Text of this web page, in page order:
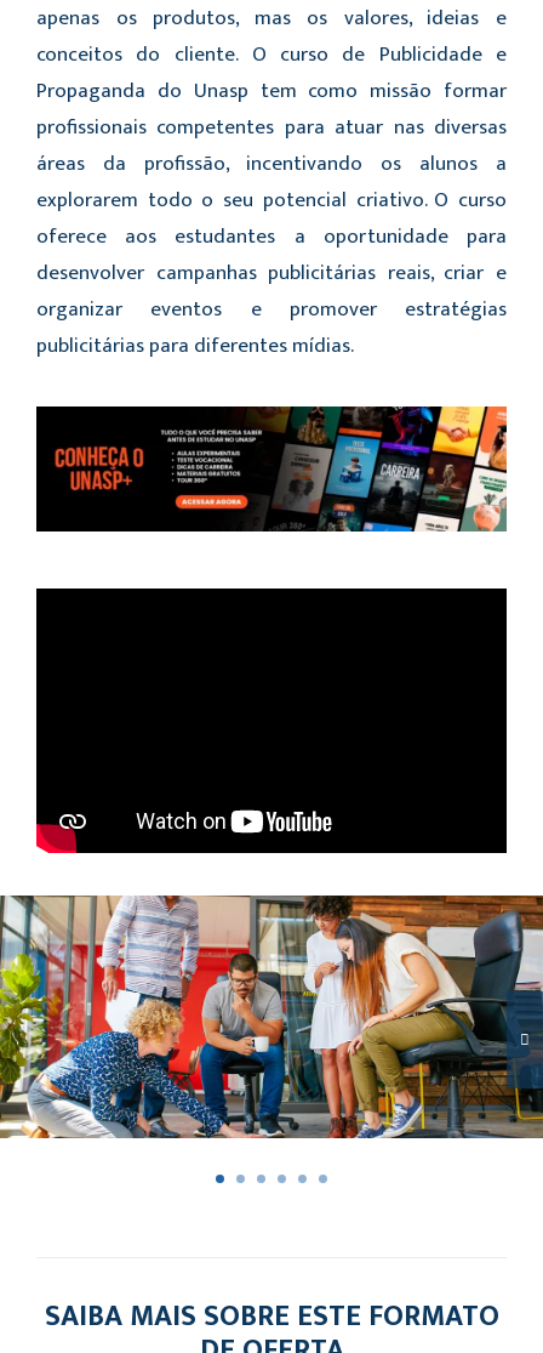
apenas os produtos, mas os valores, ideias e
conceitos do cliente. O curso de Publicidade e
Propaganda do Unasp tem como missão formar
profissionais competentes para atuar nas diversas
áreas da profissão, incentivando os alunos a
explorarem todo o seu potencial criativo. O curso
oferece aos estudantes a oportunidade para
desenvolver campanhas publicitárias reais, criar e
organizar eventos e promover estratégias
publicitárias para diferentes mídias.
SAIBA MAIS SOBRE ESTE FORMATO